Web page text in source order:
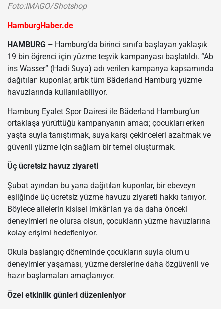
Foto:IMAGO/Shotshop
HamburgHaber.de
HAMBURG – Hamburg’da birinci sınıfa başlayan yaklaşık
19 bin öğrenci için yüzme teşvik kampanyası başlatıldı. “Ab
ins Wasser” (Hadi Suya) adı verilen kampanya kapsamında
dağıtılan kuponlar, artık tüm Bäderland Hamburg yüzme
havuzlarında kullanılabiliyor.
Hamburg Eyalet Spor Dairesi ile Bäderland Hamburg’un
ortaklaşa yürüttüğü kampanyanın amacı; çocukları erken
yaşta suyla tanıştırmak, suya karşı çekinceleri azaltmak ve
güvenli yüzme için sağlam bir temel oluşturmak.
Üç ücretsiz havuz ziyareti
Şubat ayından bu yana dağıtılan kuponlar, bir ebeveyn
eşliğinde üç ücretsiz yüzme havuzu ziyareti hakkı tanıyor.
Böylece ailelerin kişisel imkânları ya da daha önceki
deneyimleri ne olursa olsun, çocukların yüzme havuzlarına
kolay erişimi hedefleniyor.
Okula başlangıç döneminde çocukların suyla olumlu
deneyimler yaşaması, yüzme derslerine daha özgüvenli ve
hazır başlamaları amaçlanıyor.
Özel etkinlik günleri düzenleniyor